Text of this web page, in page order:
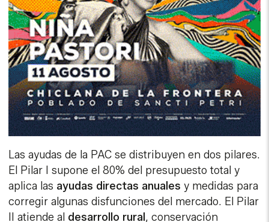
Las ayudas de la PAC se distribuyen en dos pilares.
El Pilar I supone el 80% del presupuesto total y
aplica las ayudas directas anuales y medidas para
corregir algunas disfunciones del mercado. El Pilar
II atiende al desarrollo rural, conservación